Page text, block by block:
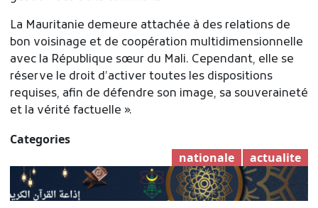
La Mauritanie demeure attachée à des relations de
bon voisinage et de coopération multidimensionnelle
avec la République sœur du Mali. Cependant, elle se
réserve le droit d’activer toutes les dispositions
requises, afin de défendre son image, sa souveraineté
et la vérité factuelle ».
Categories
actualite
nationale